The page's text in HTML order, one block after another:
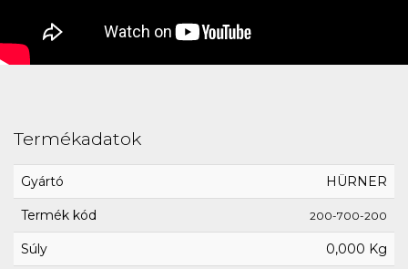
Termékadatok
Gyártó HÜRNER
Termék kód 200-700-200
Súly 0,000 Kg